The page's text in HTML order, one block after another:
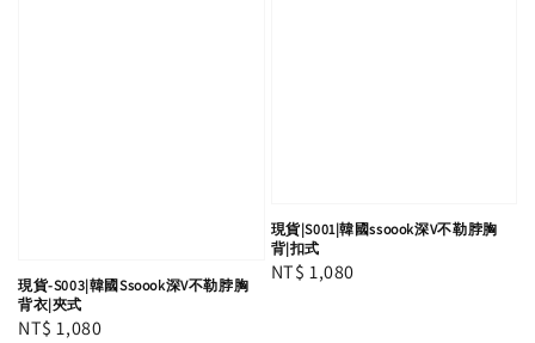
現貨-S003|韓國Ssoook深V不勒脖胸
背衣|夾式
Regular
NT$ 1,080
現貨|S001|韓國ssoook深V不勒脖胸
背|扣式
Regular
NT$ 1,080